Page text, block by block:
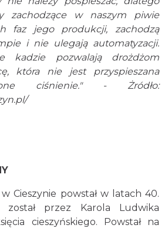
zachodzące w naszym piwie
faz jego produkcji, zachodzą
i nie ulegają automatyzacji.
kadzie pozwalają drożdżom
która nie jest przyspieszana
ciśnienie." - Żródło:
Cieszynie powstał w latach 40.
został przez Karola Ludwika
cieszyńskiego. Powstał na